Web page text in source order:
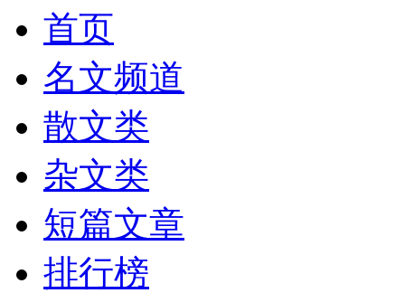
首页
名文频道
散文类
杂文类
短篇文章
排行榜